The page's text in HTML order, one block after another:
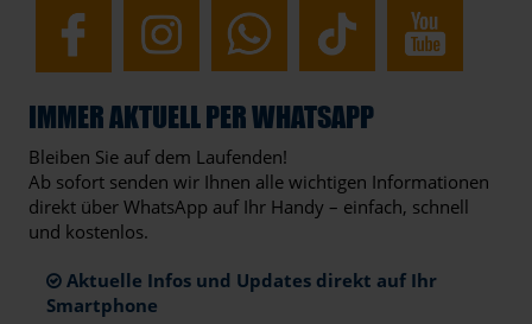
IMMER AKTUELL PER WHATSAPP
Bleiben Sie auf dem Laufenden!
Ab sofort senden wir Ihnen alle wichtigen Informationen
direkt über WhatsApp auf Ihr Handy – einfach, schnell
und kostenlos.
Aktuelle Infos und Updates direkt auf Ihr
Smartphone